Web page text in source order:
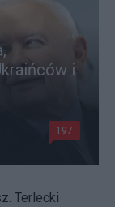
i
197
Terlecki